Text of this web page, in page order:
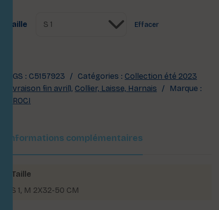
Taille Effacer
UGS : C5157923 Catégories : Collection été 2023
(livraison fin avril), Collier, Laisse, Harnais
Marque :
CROCI
Informations complémentaires
Taille
S 1, M 2X32-50 CM